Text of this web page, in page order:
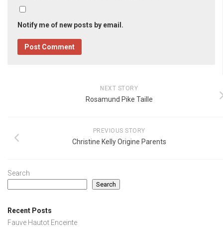
Notify me of new posts by email.
NEXT STORY
Rosamund Pike Taille
PREVIOUS STORY
Christine Kelly Origine Parents
Search
Search
Recent Posts
Fauve Hautot Enceinte